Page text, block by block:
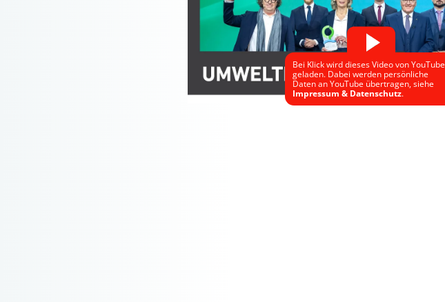
Bei Klick wird dieses Video von YouTube
geladen. Dabei werden persönliche
Daten an YouTube übertragen, siehe
Impressum & Datenschutz.